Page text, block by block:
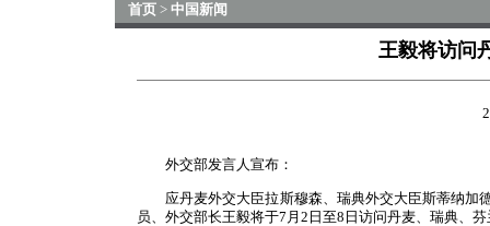
首页 > 中国新闻
王毅将访问
外交部发言人宣布：
应丹麦外交大臣拉斯穆森、瑞典外交大臣斯蒂纳加
员、外交部长王毅将于7月2日至8日访问丹麦、瑞典、